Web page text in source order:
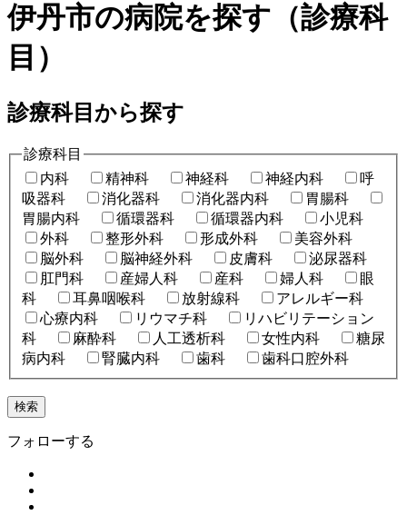
伊丹市の病院を探す（診療科
目）
診療科目から探す
診療科目
内科
精神科 神経科 神経内科
呼
吸器科
消化器科 消化器内科
胃腸科
胃腸内科
循環器科 循環器内科
小児科
外科
整形外科 形成外科
美容外科
脳外科
脳神経外科 皮膚科
泌尿器科
肛門科
産婦人科 産科 婦人科
眼
科
耳鼻咽喉科 放射線科
アレルギー科
心療内科
リウマチ科
リハビリテーション
科
麻酔科 人工透析科 女性内科
糖尿
病内科
腎臓内科 歯科 歯科口腔外科
フォローする